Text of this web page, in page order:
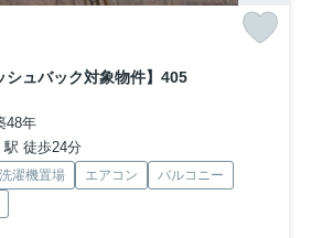
ュバック対象物件】 405
48年
駅 徒歩24分
濯機置場 エアコン
バルコニー